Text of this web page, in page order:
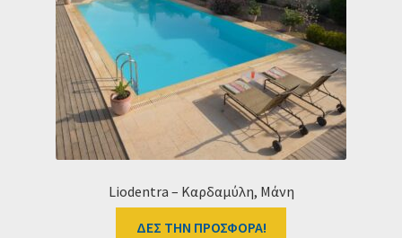
HOME
Liodentra – Καρδαμύλη, Μάνη
ΔΕΣ ΤΗΝ ΠΡΟΣΦΟΡΑ!